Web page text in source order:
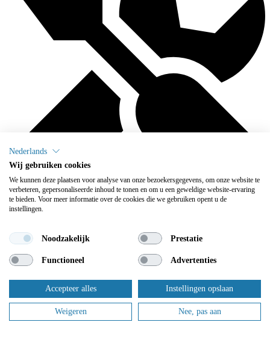
Flowplus zorgt ervoor dat u zich geen zorgen meer hoeft te maken
over het onderhoud: daar zorgen wij voor.
Dit zijn slechts enkele van onze tevreden klanten.
Nederlands
Wij gebruiken cookies
We kunnen deze plaatsen voor analyse van onze bezoekersgegevens, om onze website te
verbeteren, gepersonaliseerde inhoud te tonen en om u een geweldige website-ervaring
te bieden. Voor meer informatie over de cookies die we gebruiken opent u de
instellingen.
Noodzakelijk Prestatie
Functioneel Advertenties
Accepteer alles Instellingen opslaan
Weigeren Nee, pas aan